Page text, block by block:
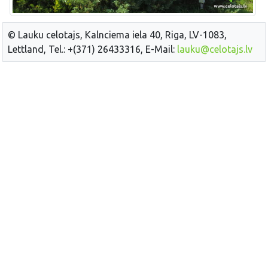
© Lauku celotajs, Kalnciema iela 40, Riga, LV-1083,
Lettland, Tel.: +(371) 26433316, E-Mail: lauku@celotajs.lv